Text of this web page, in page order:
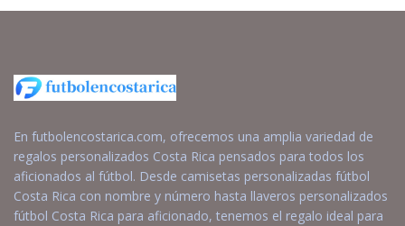
En futbolencostarica.com, ofrecemos una amplia variedad de
regalos personalizados Costa Rica pensados para todos los
aficionados al fútbol. Desde camisetas personalizadas fútbol
Costa Rica con nombre y número hasta llaveros personalizados
fútbol Costa Rica para aficionado, tenemos el regalo ideal para